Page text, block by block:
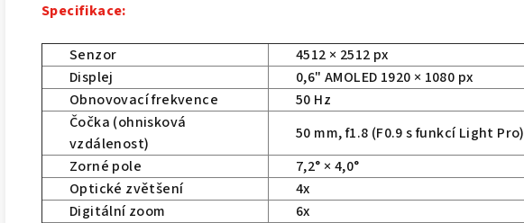
Specifikace:
Senzor
4512 × 2512 px
Displej
0,6" AMOLED 1920 × 1080 px
Obnovovací frekvence
50 Hz
Čočka (ohnisková
vzdálenost)
50 mm, f1.8 (F0.9 s funkcí Light Pro)
Zorné pole
7,2° × 4,0°
Optické zvětšení
4x
Digitální zoom
6x